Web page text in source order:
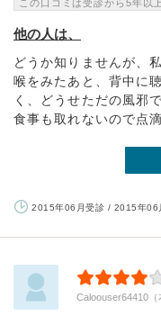
この口コミは受診から5年以
他の人は、
どうか知りませんが、
喉をみたあと、背中に
く、どうせただの風邪
食事も取れないので点
2015年06月受診 / 2015年06
Caloouser64410（